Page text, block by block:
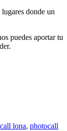
donde un
puedes aportar tu
lona, photocall